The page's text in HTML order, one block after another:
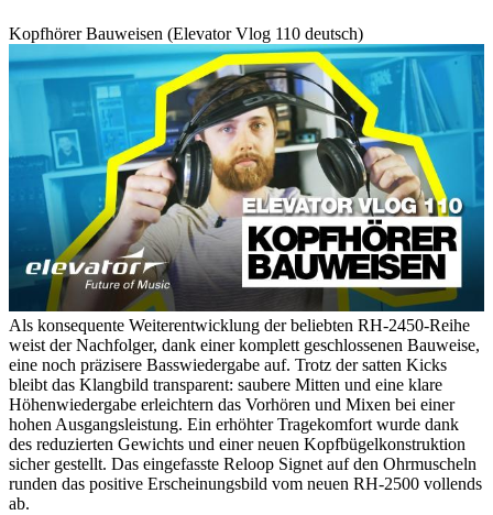
Kopfhörer Bauweisen (Elevator Vlog 110 deutsch)
Als konsequente Weiterentwicklung der beliebten RH-2450-Reihe
weist der Nachfolger, dank einer komplett geschlossenen Bauweise,
eine noch präzisere Basswiedergabe auf. Trotz der satten Kicks
bleibt das Klangbild transparent: saubere Mitten und eine klare
Höhenwiedergabe erleichtern das Vorhören und Mixen bei einer
hohen Ausgangsleistung. Ein erhöhter Tragekomfort wurde dank
des reduzierten Gewichts und einer neuen Kopfbügelkonstruktion
sicher gestellt. Das eingefasste Reloop Signet auf den Ohrmuscheln
runden das positive Erscheinungsbild vom neuen RH-2500 vollends
ab.